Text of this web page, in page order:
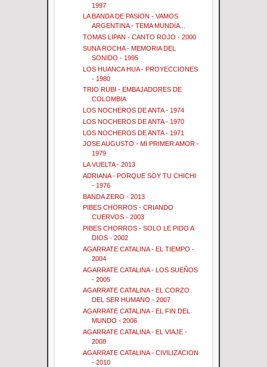
1997
LA BANDA DE PASION - VAMOS
ARGENTINA - TEMA MUNDIA...
TOMAS LIPAN - CANTO ROJO - 2000
SUNA ROCHA - MEMORIA DEL
SONIDO - 1995
LOS HUANCA HUA - PROYECCIONES
- 1980
TRIO RUBI - EMBAJADORES DE
COLOMBIA
LOS NOCHEROS DE ANTA - 1974
LOS NOCHEROS DE ANTA - 1970
LOS NOCHEROS DE ANTA - 1971
JOSE AUGUSTO - MI PRIMER AMOR -
1979
LA VUELTA - 2013
ADRIANA - PORQUE SOY TU CHICHI
- 1976
BANDA ZERO - 2013
PIBES CHORROS - CRIANDO
CUERVOS - 2003
PIBES CHORROS - SOLO LE PIDO A
DIOS - 2002
AGARRATE CATALINA - EL TIEMPO -
2004
AGARRATE CATALINA - LOS SUEÑOS
- 2005
AGARRATE CATALINA - EL CORZO
DEL SER HUMANO - 2007
AGARRATE CATALINA - EL FIN DEL
MUNDO - 2006
AGARRATE CATALINA - EL VIAJE -
2008
AGARRATE CATALINA - CIVILIZACION
- 2010